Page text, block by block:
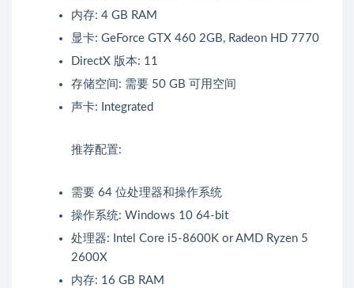
内存: 4 GB RAM
显卡: GeForce GTX 460 2GB, Radeon HD 7770
DirectX 版本: 11
存储空间: 需要 50 GB 可用空间
声卡: Integrated
推荐配置:
需要 64 位处理器和操作系统
操作系统: Windows 10 64-bit
处理器: Intel Core i5-8600K or AMD Ryzen 5
2600X
内存: 16 GB RAM